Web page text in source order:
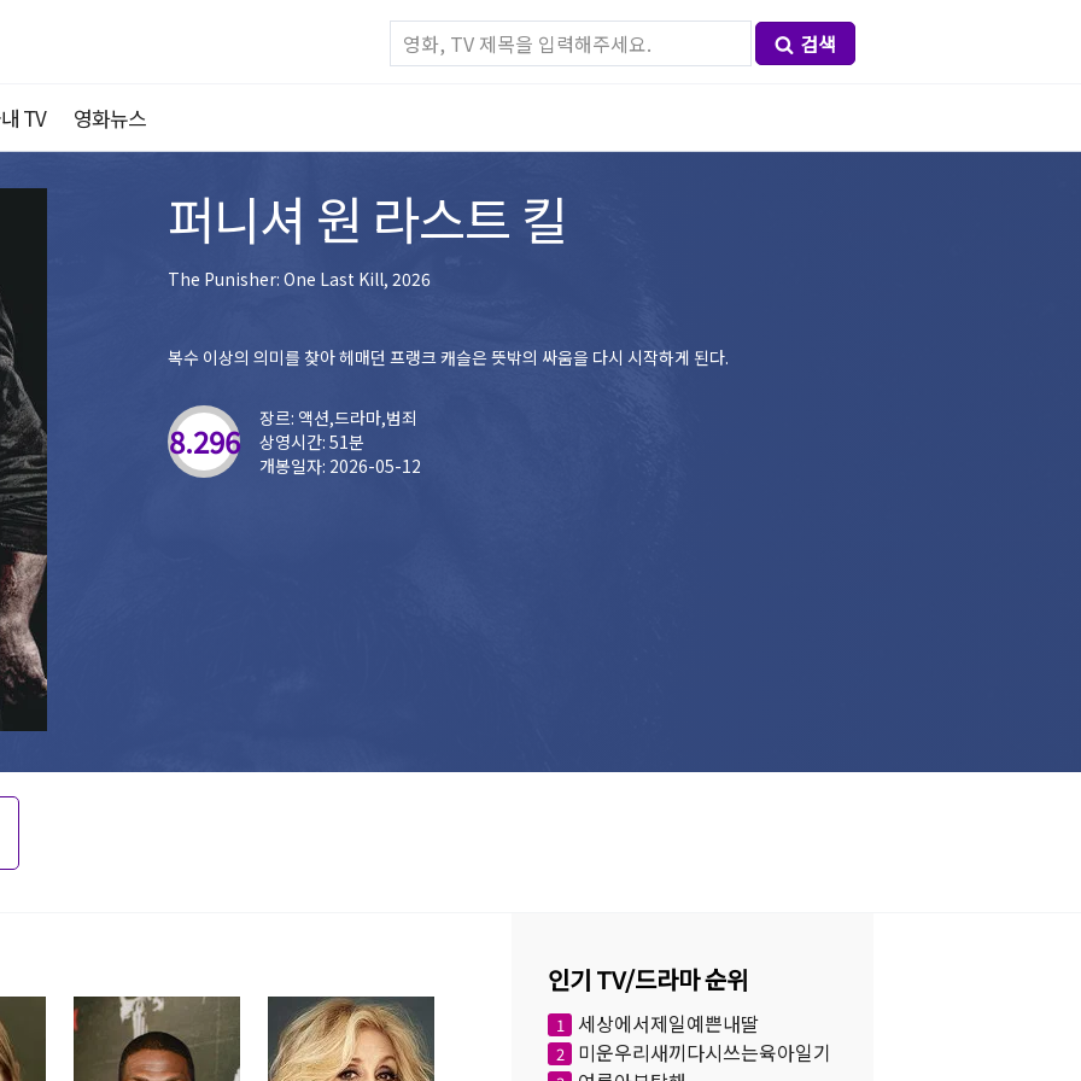
검색
TV 영화뉴스
퍼니셔 원 라스트 킬
The Punisher: One Last Kill, 2026
복수 이상의 의미를 찾아 헤매던 프랭크 캐슬은 뜻밖의 싸움을 다시 시작하게 된다.
8.296
장르: 액션,드라마,범죄
상영시간: 51분
개봉일자: 2026-05-12
인기 TV/드라마 순위
1 세상에서제일예쁜내딸
2 미운우리새끼다시쓰는육아일기